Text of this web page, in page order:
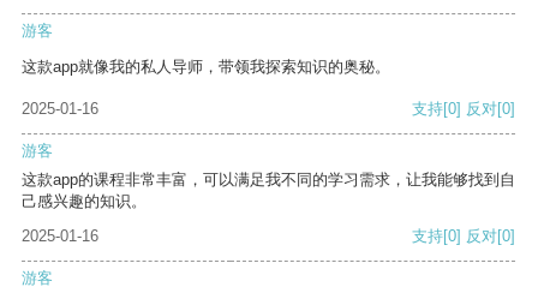
游客
这款app就像我的私人导师，带领我探索知识的奥秘。
2025-01-16 支持[0] 反对[0]
游客
这款app的课程非常丰富，可以满足我不同的学习需求，让我能够找到自
己感兴趣的知识。
2025-01-16
支持[0] 反对[0]
游客